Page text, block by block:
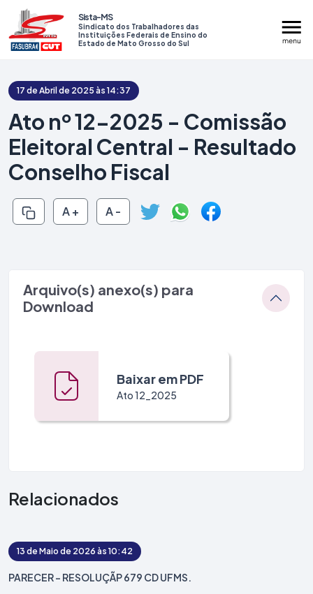
Sista-MS
Sindicato dos Trabalhadores das
Instituições Federais de Ensino do
Estado de Mato Grosso do Sul
Institucional
Serviços
Assembleias
Contato
17 de Abril de 2025 às 14:37
Ato nº 12-2025 - Comissão
Eleitoral Central - Resultado
Conselho Fiscal
A + A -
Arquivo(s) anexo(s) para
Download
Baixar em PDF
Ato 12_2025
Relacionados
13 de Maio de 2026 às 10:42
PARECER - RESOLUÇÃP 679 CD UFMS.